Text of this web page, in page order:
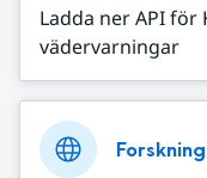
Ladda ner API för
vädervarningar